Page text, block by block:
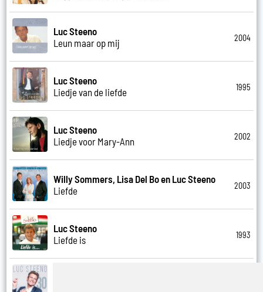
Luc Steeno
Leun maar op mij
2004
Luc Steeno
Liedje van de liefde
1995
Luc Steeno
Liedje voor Mary-Ann
2002
Willy Sommers, Lisa Del Bo en Luc Steeno
Liefde
2003
Luc Steeno
Liefde is
1993